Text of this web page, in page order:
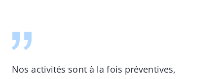
Nos activités sont à la fois préventives,